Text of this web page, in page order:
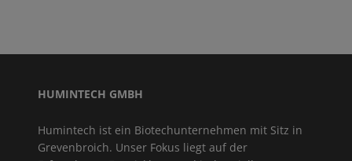
HUMINTECH GMBH
Humintech ist ein Biotechunternehmen mit Sitz in
Grevenbroich. Unser Fokus liegt auf der